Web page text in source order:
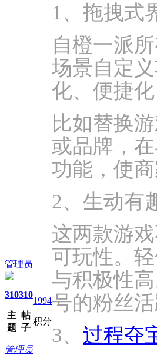
管理员
310
主
题
310
帖
子
1994
积分
管理员
1、拖拽式
自橙一派
场景自定
化、便捷
比如替换
或品牌，
功能，使
2、生动有
这两款游
可玩性。
与积极性
号的粉丝
3、 过程夺